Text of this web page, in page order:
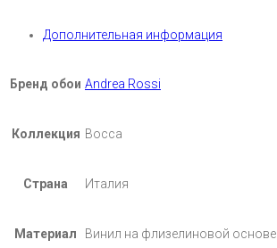
Дополнительная информация
Бренд обои Andrea Rossi
Коллекция Bocca
Страна Италия
Материал Винил на флизелиновой основе